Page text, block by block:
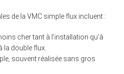
de la VMC simple flux incluent :
cher tant à l’installation qu’à
la double flux.
souvent réalisée sans gros